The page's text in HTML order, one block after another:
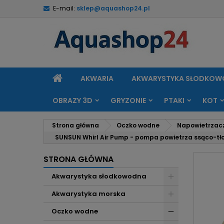
E-mail: sklep@aquashop24.pl
STRONAAKWARIA AKWARYSTYKA
OBRAZY 3D GRYZONIE PTAKI KOT
Strona główna Oczko wodne
SUNSUN Whirl Air Pump - pompa powietrza ssąco-
STRONA GŁÓWNA
Akwarystyka słodkowodna
Akwarystyka morska
Oczko wodne